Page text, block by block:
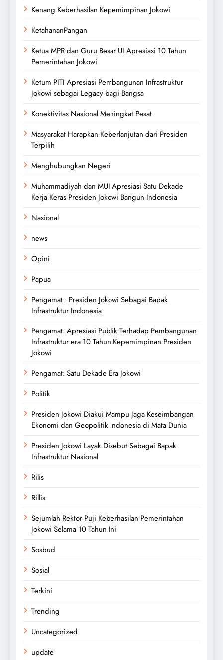
Kenang Keberhasilan Kepemimpinan Jokowi
KetahananPangan
Ketua MPR dan Guru Besar UI Apresiasi 10 Tahun
Pemerintahan Jokowi
Ketum PITI Apresiasi Pembangunan Infrastruktur
Jokowi sebagai Legacy bagi Bangsa
Konektivitas Nasional Meningkat Pesat
Masyarakat Harapkan Keberlanjutan dari Presiden
Terpilih
Menghubungkan Negeri
Muhammadiyah dan MUI Apresiasi Satu Dekade
Kerja Keras Presiden Jokowi Bangun Indonesia
Nasional
news
Opini
Papua
Pengamat : Presiden Jokowi Sebagai Bapak
Infrastruktur Indonesia
Pengamat: Apresiasi Publik Terhadap Pembangunan
Infrastruktur era 10 Tahun Kepemimpinan Presiden
Jokowi
Pengamat: Satu Dekade Era Jokowi
Politik
Presiden Jokowi Diakui Mampu Jaga Keseimbangan
Ekonomi dan Geopolitik Indonesia di Mata Dunia
Presiden Jokowi Layak Disebut Sebagai Bapak
Infrastruktur Nasional
Rilis
Rillis
Sejumlah Rektor Puji Keberhasilan Pemerintahan
Jokowi Selama 10 Tahun Ini
Sosbud
Sosial
Terkini
Trending
Uncategorized
update